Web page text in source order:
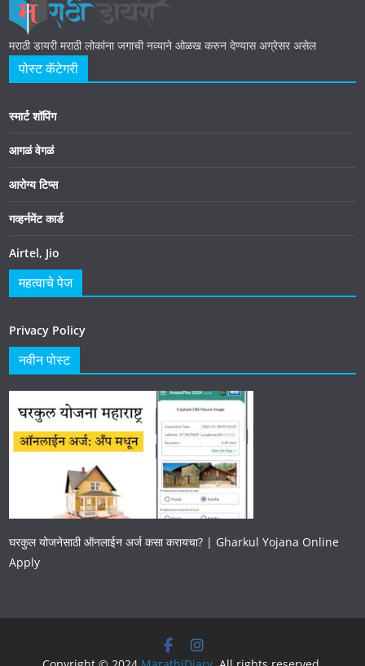
मराठी डायरी मराठी लोकांना जगाची नव्याने ओळख करुन देण्यास अग्रेसर असेल
पोस्ट कॅटेगरी
स्मार्ट शॉपिंग
आगळं वेगळं
आरोग्य टिप्स
गव्हर्नमेंट कार्ड
Airtel, Jio
महत्वाचे पेज
Privacy Policy
नवीन पोस्ट
घरकुल योजनेसाठी ऑनलाईन अर्ज कसा करायचा? | Gharkul Yojana Online
Apply